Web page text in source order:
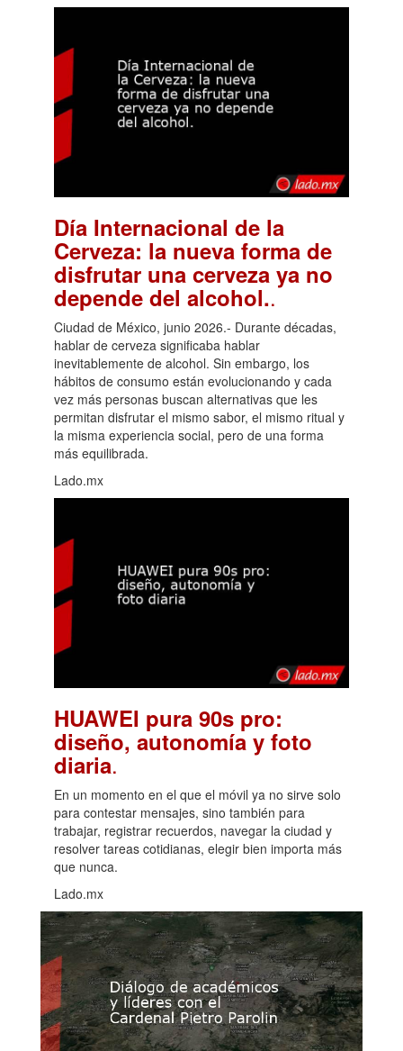
Día Internacional de la
Cerveza: la nueva forma de
disfrutar una cerveza ya no
depende del alcohol..
Ciudad de México, junio 2026.- Durante décadas,
hablar de cerveza significaba hablar
inevitablemente de alcohol. Sin embargo, los
hábitos de consumo están evolucionando y cada
vez más personas buscan alternativas que les
permitan disfrutar el mismo sabor, el mismo ritual y
la misma experiencia social, pero de una forma
más equilibrada.
Lado.mx
HUAWEI pura 90s pro:
diseño, autonomía y foto
diaria.
En un momento en el que el móvil ya no sirve solo
para contestar mensajes, sino también para
trabajar, registrar recuerdos, navegar la ciudad y
resolver tareas cotidianas, elegir bien importa más
que nunca.
Lado.mx